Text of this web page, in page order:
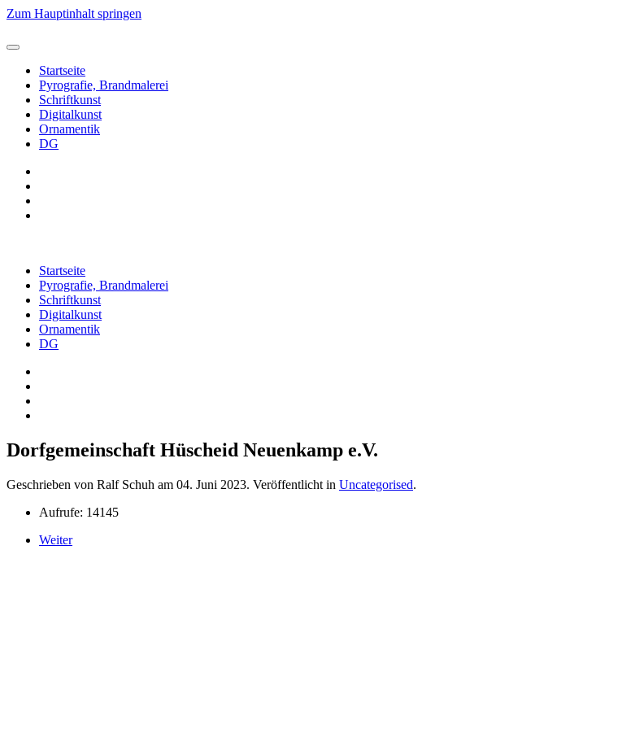
Zum Hauptinhalt springen
Startseite
Pyrografie, Brandmalerei
Schriftkunst
Digitalkunst
Ornamentik
DG
Startseite
Pyrografie, Brandmalerei
Schriftkunst
Digitalkunst
Ornamentik
DG
Dorfgemeinschaft Hüscheid Neuenkamp e.V.
Geschrieben von Ralf Schuh am 04. Juni 2023. Veröffentlicht in Uncategorised.
Aufrufe: 14145
Weiter